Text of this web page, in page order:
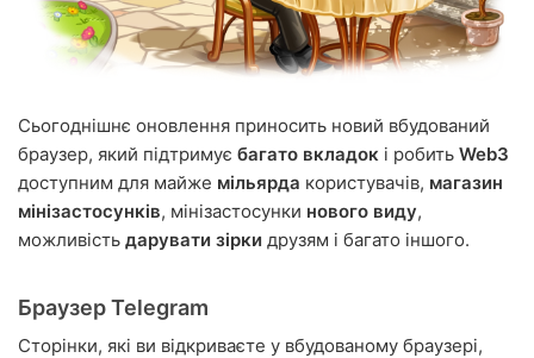
Сьогоднішнє оновлення приносить новий вбудований
браузер, який підтримує багато вкладок і робить Web3
доступним для майже мільярда користувачів, магазин
мінізастосунків, мінізастосунки нового виду,
можливість дарувати зірки друзям і багато іншого.
Браузер Telegram
Сторінки, які ви відкриваєте у вбудованому браузері,